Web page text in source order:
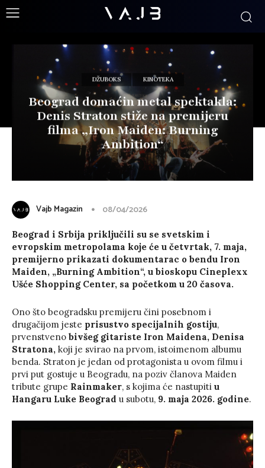
DŽUBOKS KINOTEKA
Beograd domaćin metal spektakla:
Denis Straton stiže na premijeru
filma „Iron Maiden: Burning
Ambition“
Vajb Magazin 08/04/2026
Beograd i Srbija priključili su se svetskim i
evropskim metropolama koje će u četvrtak, 7. maja,
premijerno prikazati dokumentarac o bendu Iron
Maiden, „Burning Ambition“, u bioskopu Cineplexx
Ušće Shopping Center, sa početkom u 20 časova.
Ono što beogradsku premijeru čini posebnom i
drugačijom jeste prisustvo specijalnih gostiju,
prvenstveno bivšeg gitariste Iron Maidena, Denisa
Stratona, koji je svirao na prvom, istoimenom albumu
benda. Straton je jedan od protagonista u ovom filmu i
prvi put gostuje u Beogradu, na poziv članova Maiden
tribute grupe Rainmaker, s kojima će nastupiti u
Hangaru Luke Beograd u subotu, 9. maja 2026. godine.